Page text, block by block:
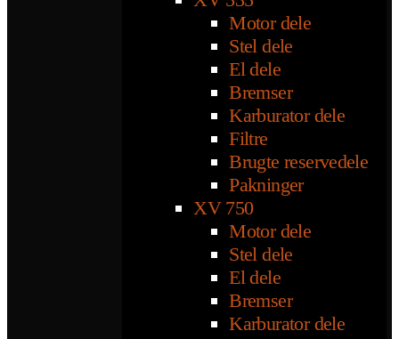
Motor dele
Stel dele
El dele
Bremser
Karburator dele
Filtre
Brugte reservedele
Pakninger
XV 750
Motor dele
Stel dele
El dele
Bremser
Karburator dele